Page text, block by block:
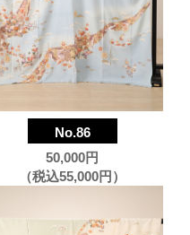
No.86
50,000円
（税込55,000円）